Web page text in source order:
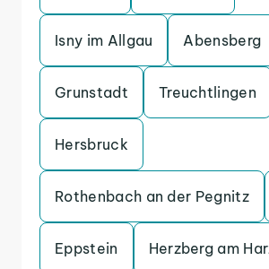
Isny im Allgau Abensberg
Grunstadt Treuchtlingen
Hersbruck
Rothenbach an der Pegnitz
Eppstein Herzberg am